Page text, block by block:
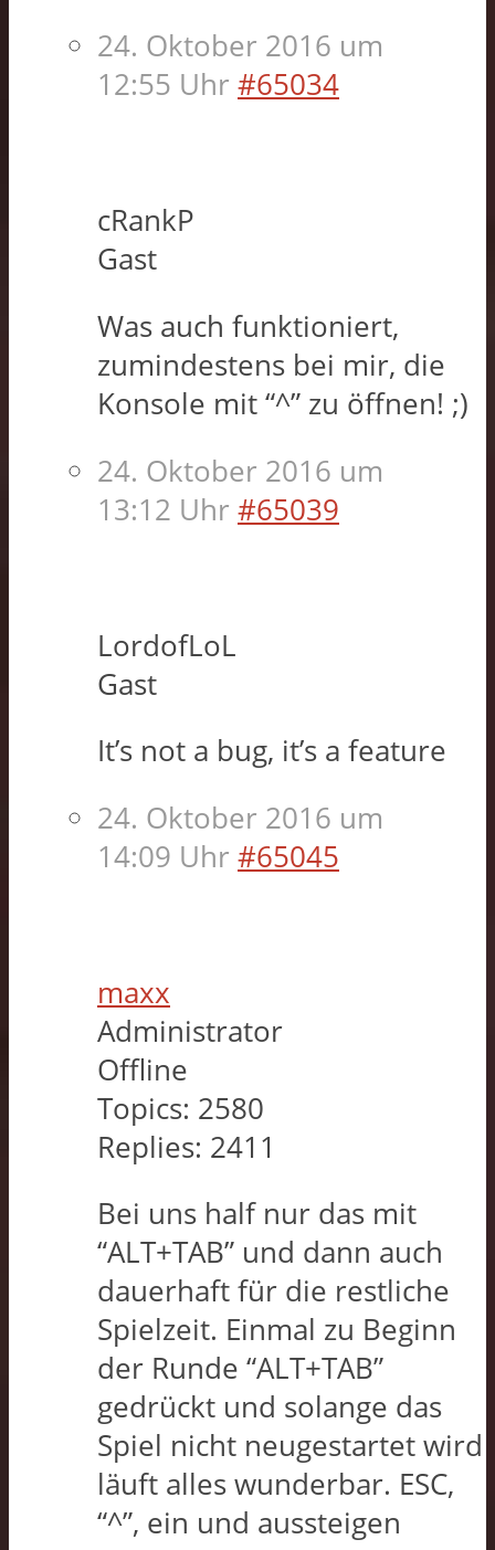
24. Oktober 2016 um
12:55 Uhr #65034
cRankP
Gast
Was auch funktioniert,
zumindestens bei mir, die
Konsole mit “^” zu öffnen! ;)
24. Oktober 2016 um
13:12 Uhr #65039
LordofLoL
Gast
It’s not a bug, it’s a feature
24. Oktober 2016 um
14:09 Uhr #65045
maxx
Administrator
Offline
Topics: 2580
Replies: 2411
Bei uns half nur das mit
“ALT+TAB” und dann auch
dauerhaft für die restliche
Spielzeit. Einmal zu Beginn
der Runde “ALT+TAB”
gedrückt und solange das
Spiel nicht neugestartet wird
läuft alles wunderbar. ESC,
“^”, ein und aussteigen